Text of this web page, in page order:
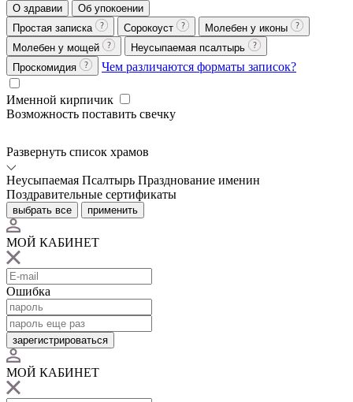
О здравии
Об упокоении
Простая записка
Сорокоуст
Молебен у иконы
Молебен у мощей
Неусыпаемая псалтырь
Проскомидия
Чем различаются форматы записок?
Именной кирпичик
Возможность поставить свечку
Развернуть список храмов
Неусыпаемая Псалтырь Празднование именин
Поздравительные сертификаты
выбрать все применить
МОЙ КАБИНЕТ
Ошибка
зарегистрироваться
МОЙ КАБИНЕТ